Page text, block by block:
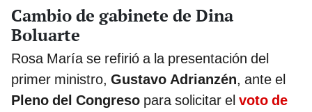
Cambio de gabinete de Dina
Boluarte
Rosa María se refirió a la presentación del
primer ministro, Gustavo Adrianzén, ante el
Pleno del Congreso para solicitar el voto de